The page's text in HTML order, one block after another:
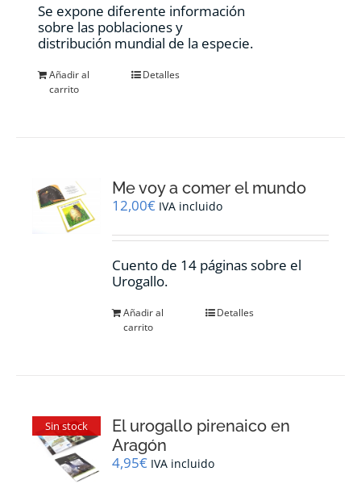
Se expone diferente información
sobre las poblaciones y
distribución mundial de la especie.
Añadir al
carrito
Detalles
Me voy a comer el mundo
12,00€ IVA incluido
Cuento de 14 páginas sobre el
Urogallo.
Añadir al
carrito
Detalles
Sin stock
El urogallo pirenaico en
Aragón
4,95€ IVA incluido